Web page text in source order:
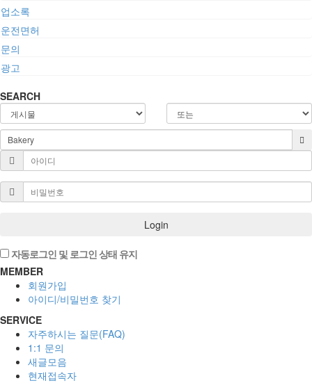
업소록
운전면허
문의
광고
SEARCH
Login
자동로그인 및 로그인 상태 유지
MEMBER
회원가입
아이디/비밀번호 찾기
SERVICE
자주하시는 질문(FAQ)
1:1 문의
새글모음
현재접속자